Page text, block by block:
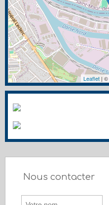
Leaflet | ©
Nous contacter